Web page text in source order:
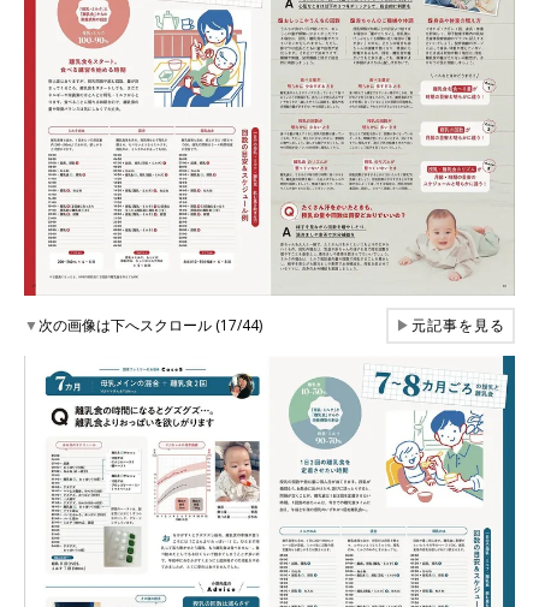
▼次の画像は下へスクロール (17/44) ▶元記事を見る